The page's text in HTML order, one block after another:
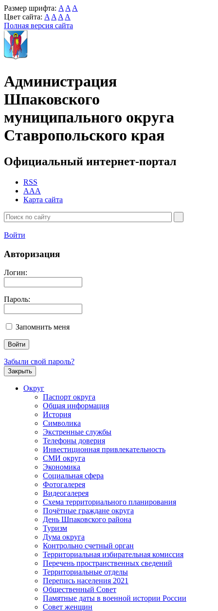
Размер шрифта: A A A
Цвет сайта: A A A A
Полная версия сайта
Администрация
Шпаковского
муниципального округа
Ставропольского края
Официальный интернет-портал
RSS
AAA
Карта сайта
Войти
Авторизация
Логин:
Пароль:
Запомнить меня
Забыли свой пароль?
Закрыть
Округ
Паспорт округа
Общая информация
История
Символика
Экстренные службы
Телефоны доверия
Инвестиционная привлекательность
СМИ округа
Экономика
Социальная сфера
Фотогалерея
Видеогалерея
Схема территориального планирования
Почётные граждане округа
День Шпаковского района
Туризм
Дума округа
Контрольно счетный орган
Территориальная избирательная комиссия
Перечень пространственных сведений
Территориальные отделы
Перепись населения 2021
Общественный Совет
Памятные даты в военной истории России
Совет женщин